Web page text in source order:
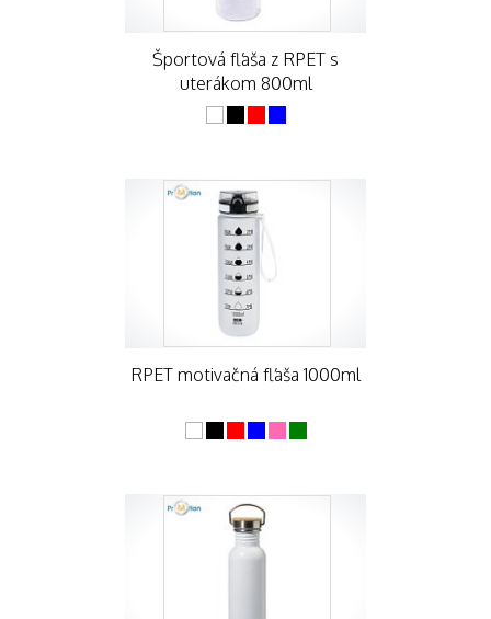
Športová fľaša z RPET s
uterákom 800ml
RPET motivačná fľaša 1000ml